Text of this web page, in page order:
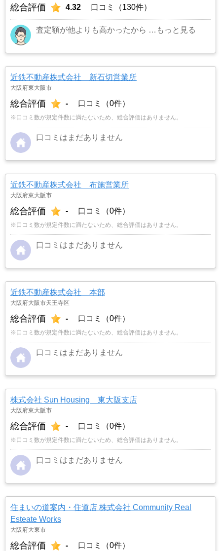
総合評価 4.32 口コミ（130件）
査定額が他よりも高かったから …もっと見る
近鉄不動産株式会社 新石切営業所
大阪府東大阪市
総合評価 - 口コミ（0件）
※口コミ数が規定件数に満たないため、総合評価はありません。
口コミはまだありません
近鉄不動産株式会社 布施営業所
大阪府東大阪市
総合評価 - 口コミ（0件）
※口コミ数が規定件数に満たないため、総合評価はありません。
口コミはまだありません
近鉄不動産株式会社 本部
大阪府大阪市天王寺区
総合評価 - 口コミ（0件）
※口コミ数が規定件数に満たないため、総合評価はありません。
口コミはまだありません
株式会社 Sun Housing 東大阪支店
大阪府東大阪市
総合評価 - 口コミ（0件）
※口コミ数が規定件数に満たないため、総合評価はありません。
口コミはまだありません
住まいの道案内・住道店 株式会社 Community Real
Esteate Works
大阪府大東市
総合評価 - 口コミ（0件）